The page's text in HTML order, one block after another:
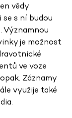
vědy
s ní budou
Významnou
je možnost
ve voze
Záznamy
využije také